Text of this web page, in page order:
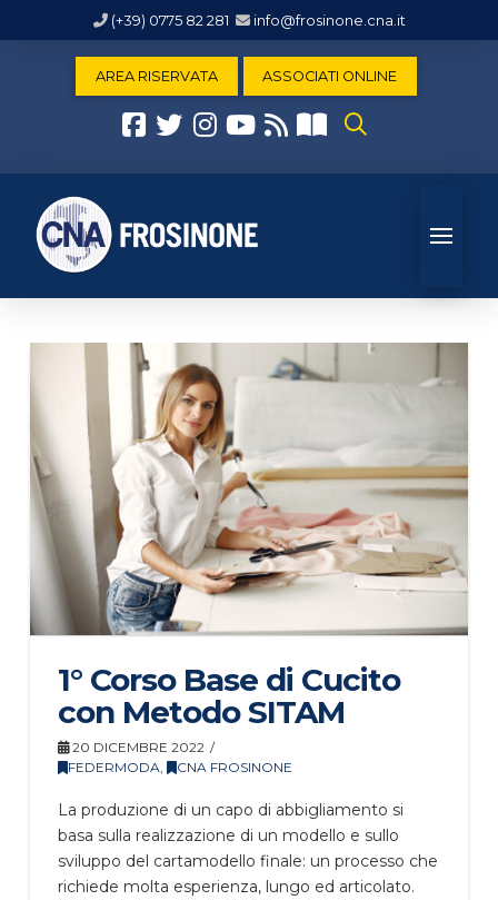
(+39) 0775 82 281 info@frosinone.cna.it
AREA RISERVATA ASSOCIATI ONLINE
1° Corso Base di Cucito
con Metodo SITAM
20 DICEMBRE 2022
FEDERMODA, CNA FROSINONE
La produzione di un capo di abbigliamento si
basa sulla realizzazione di un modello e sullo
sviluppo del cartamodello finale: un processo che
richiede molta esperienza, lungo ed articolato.